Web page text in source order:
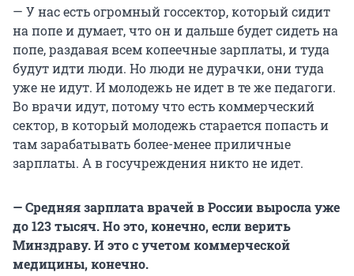
— У нас есть огромный госсектор, который сидит
на попе и думает, что он и дальше будет сидеть на
попе, раздавая всем копеечные зарплаты, и туда
будут идти люди. Но люди не дурачки, они туда
уже не идут. И молодежь не идет в те же педагоги.
Во врачи идут, потому что есть коммерческий
сектор, в который молодежь старается попасть и
там зарабатывать более-менее приличные
зарплаты. А в госучреждения никто не идет.
— Средняя зарплата врачей в России выросла уже
до 123 тысяч. Но это, конечно, если верить
Минздраву. И это с учетом коммерческой
медицины, конечно.